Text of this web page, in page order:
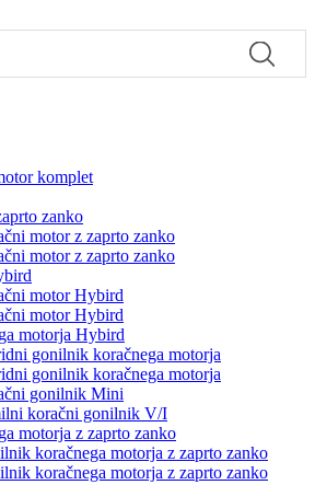
komplet
zanko
motor z zaprto zanko
motor z zaprto zanko
motor Hybird
motor Hybird
motorja Hybird
gonilnik koračnega motorja
gonilnik koračnega motorja
gonilnik Mini
koračni gonilnik V/I
motorja z zaprto zanko
koračnega motorja z zaprto zanko
koračnega motorja z zaprto zanko